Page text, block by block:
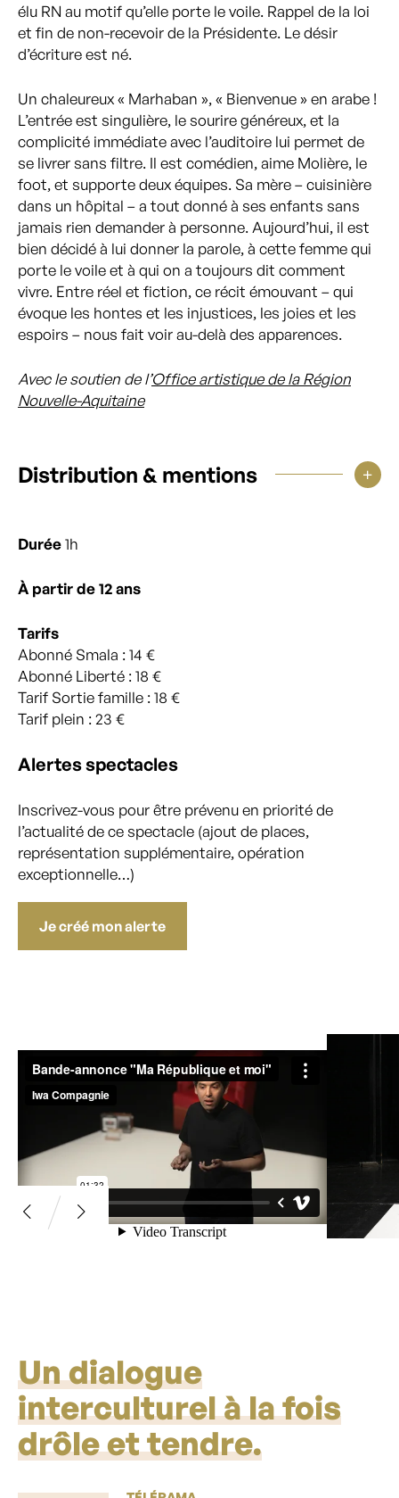
élu RN au motif qu’elle porte le voile. Rappel de la loi
et fin de non-recevoir de la Présidente. Le désir
d’écriture est né.
Un chaleureux « Marhaban », « Bienvenue » en arabe !
L’entrée est singulière, le sourire généreux, et la
complicité immédiate avec l’auditoire lui permet de
se livrer sans filtre. Il est comédien, aime Molière, le
foot, et supporte deux équipes. Sa mère – cuisinière
dans un hôpital – a tout donné à ses enfants sans
jamais rien demander à personne. Aujourd’hui, il est
bien décidé à lui donner la parole, à cette femme qui
porte le voile et à qui on a toujours dit comment
vivre. Entre réel et fiction, ce récit émouvant – qui
évoque les hontes et les injustices, les joies et les
espoirs – nous fait voir au-delà des apparences.
Avec le soutien de l’Office artistique de la Région
Nouvelle-Aquitaine
Distribution & mentions
Durée1h
À partir de 12 ans
Tarifs
Abonné Smala : 14 €
Abonné Liberté : 18 €
Tarif Sortie famille : 18 €
Tarif plein : 23 €
Alertes spectacles
Inscrivez-vous pour être prévenu en priorité de
l’actualité de ce spectacle (ajout de places,
représentation supplémentaire, opération
exceptionnelle…)
Je créé mon alerte
Un dialogue
interculturel à la fois
drôle et tendre.